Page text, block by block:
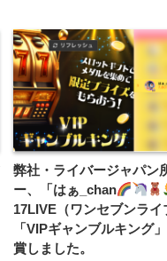
弊社・ライバージャパン
ー、「はぁ_chan
17LIVE（ワンセブンライ
「VIPギャンブルキング
賞しました。